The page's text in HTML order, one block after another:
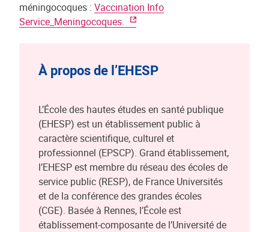
méningocoques : Vaccination Info
Service_Meningocoques.
À propos de l’EHESP
L’École des hautes études en santé publique
(EHESP) est un établissement public à
caractère scientifique, culturel et
professionnel (EPSCP). Grand établissement,
l’EHESP est membre du réseau des écoles de
service public (RESP), de France Universités
et de la conférence des grandes écoles
(CGE). Basée à Rennes, l’École est
établissement-composante de l’Université de